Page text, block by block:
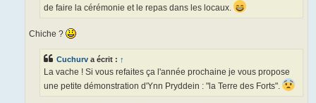
de faire la cérémonie et le repas dans les locaux.
Chiche ?
Cuchurv a écrit : ↑
La vache ! Si vous refaites ça l'année prochaine je vous propose
une petite démonstration d'Ynn Pryddein : "la Terre des Forts".